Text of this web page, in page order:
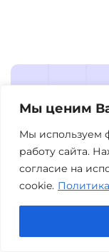
Мы ценим
Мы используем
работу сайта.
согласие на
cookie.
В этом
самые
понятно и